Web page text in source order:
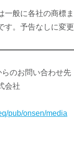
般に各社の商標ま
。予告なしに変更
のお問い合わせ先
会社
pub/onsen/media